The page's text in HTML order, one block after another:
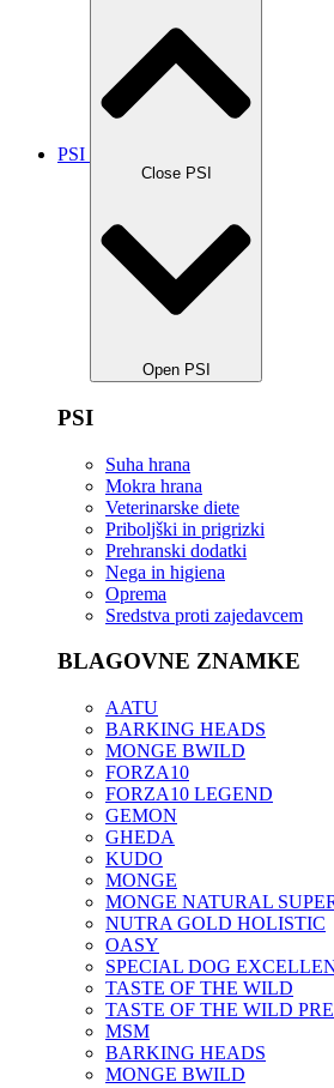
PSI
Close PSI
Open PSI
PSI
Suha hrana
Mokra hrana
Veterinarske diete
Priboljški in prigrizki
Prehranski dodatki
Nega in higiena
Oprema
Sredstva proti zajedavcem
BLAGOVNE ZNAMKE
AATU
BARKING HEADS
MONGE BWILD
FORZA10
FORZA10 LEGEND
GEMON
GHEDA
KUDO
MONGE
MONGE NATURAL
NUTRA GOLD HOLISTIC
OASY
SPECIAL DOG
TASTE OF THE WILD
TASTE OF THE WILD
MSM
BARKING HEADS
MONGE BWILD